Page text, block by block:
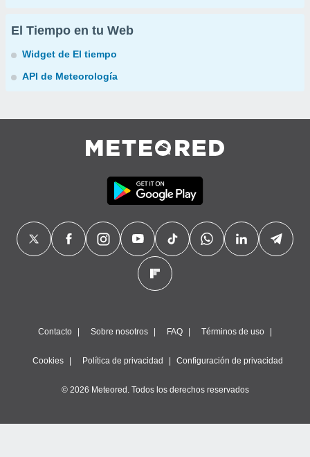
El Tiempo en tu Web
Widget de El tiempo
API de Meteorología
Contacto Sobre nosotros FAQ Términos de uso
Cookies Política de privacidad Configuración de privacidad
© 2026 Meteored. Todos los derechos reservados